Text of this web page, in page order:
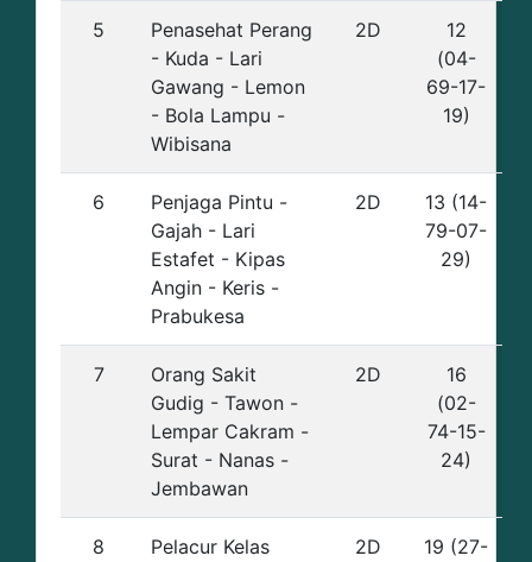
5
Penasehat Perang
- Kuda - Lari
Gawang - Lemon
- Bola Lampu -
Wibisana
2D
12
(04-
69-17-
19)
6
Penjaga Pintu -
Gajah - Lari
Estafet - Kipas
Angin - Keris -
Prabukesa
2D
13 (14-
79-07-
29)
7
Orang Sakit
Gudig - Tawon -
Lempar Cakram -
Surat - Nanas -
Jembawan
2D
16
(02-
74-15-
24)
8
Pelacur Kelas
2D
19 (27-